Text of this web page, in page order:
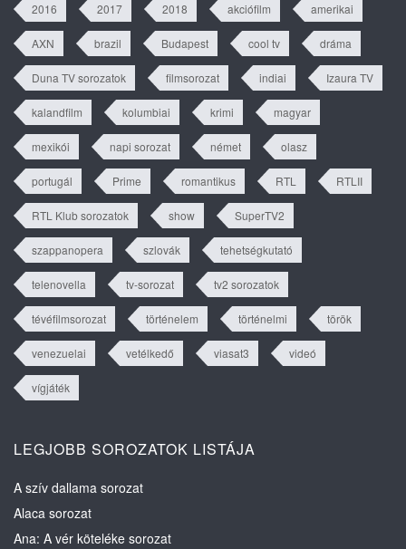
2016 2017 2018 akciófilm amerikai
AXN brazil Budapest cool tv dráma
Duna TV sorozatok filmsorozat indiai Izaura TV
kalandfilm kolumbiai krimi magyar
mexikói napi sorozat német olasz
portugál Prime romantikus RTL RTLII
RTL Klub sorozatok show SuperTV2
szappanopera szlovák tehetségkutató
telenovella tv-sorozat tv2 sorozatok
tévéfilmsorozat történelem történelmi török
venezuelai vetélkedő viasat3 videó
vígjáték
LEGJOBB SOROZATOK LISTÁJA
A szív dallama sorozat
Alaca sorozat
Ana: A vér köteléke sorozat